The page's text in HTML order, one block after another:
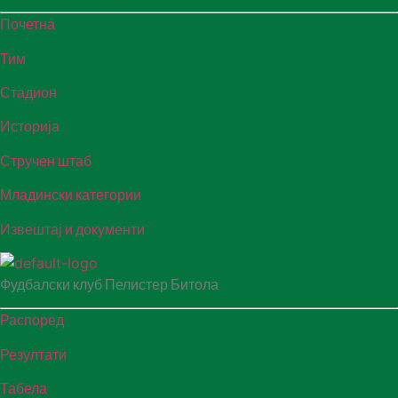
Почетна
Тим
Стадион
Историја
Стручен штаб
Младински категории
Извештај и документи
Фудбалски клуб Пелистер Битола
Распоред
Резултати
Табела